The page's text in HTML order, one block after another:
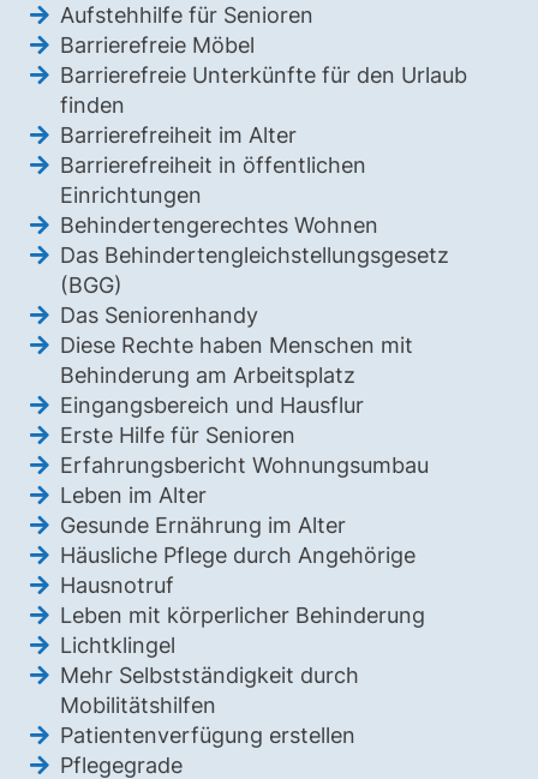
Aufstehhilfe für Senioren
Barrierefreie Möbel
Barrierefreie Unterkünfte für den Urlaub
finden
Barrierefreiheit im Alter
Barrierefreiheit in öffentlichen
Einrichtungen
Behindertengerechtes Wohnen
Das Behindertengleichstellungsgesetz
(BGG)
Das Seniorenhandy
Diese Rechte haben Menschen mit
Behinderung am Arbeitsplatz
Eingangsbereich und Hausflur
Erste Hilfe für Senioren
Erfahrungsbericht Wohnungsumbau
Leben im Alter
Gesunde Ernährung im Alter
Häusliche Pflege durch Angehörige
Hausnotruf
Leben mit körperlicher Behinderung
Lichtklingel
Mehr Selbstständigkeit durch
Mobilitätshilfen
Patientenverfügung erstellen
Pflegegrade